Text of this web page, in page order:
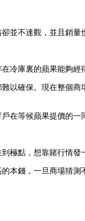
不達觀，並且銷量
冷庫裏的蘋果能夠經
確保。現在整個
在等候蘋果提價的一
極點，想靠賭行情發
本錢，一旦商場猜